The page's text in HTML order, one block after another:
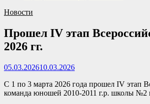
Новости
Прошел IV этап
2026 гг.
05.03.202610.03.2026
С 1 по 3 марта 2026 года прошел IV этап
команда юношей 2010-2011 г.р. школы №2